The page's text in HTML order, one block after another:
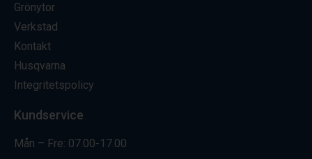
Grönytor
Verkstad
Kontakt
Husqvarna
Integritetspolicy
Kundservice
Mån – Fre: 07.00-17.00